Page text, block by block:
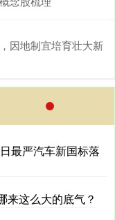
因地制宜培育壮大新
最严汽车新国标落
来这么大的底气？